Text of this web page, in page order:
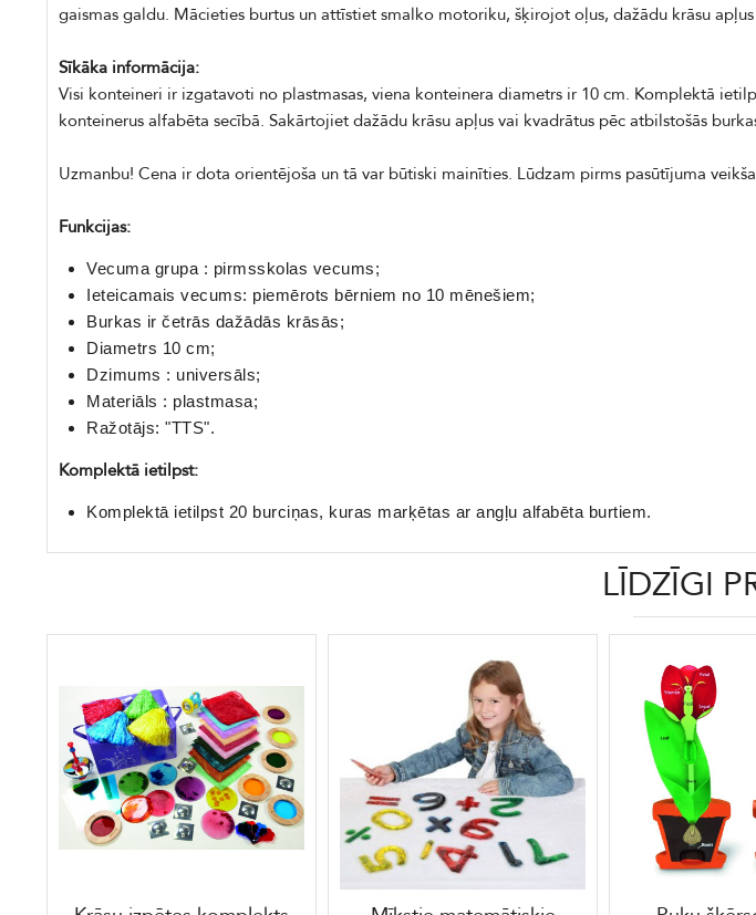
gaismas galdu. Mācieties burtus un attīstiet smalko motoriku, šķirojot oļus, dažādu krāsu
Sīkāka informācija:
Visi konteineri ir izgatavoti no plastmasas, viena konteinera diametrs ir 10 cm. Komplektā
konteinerus alfabēta secībā. Sakārtojiet dažādu krāsu apļus vai kvadrātus pēc atbilstošās
Uzmanbu! Cena ir dota orientējoša un tā var būtiski mainīties. Lūdzam pirms pasūtījuma
Funkcijas:
Vecuma grupa : pirmsskolas vecums;
Ieteicamais vecums: piemērots bērniem no 10 mēnešiem;
Burkas ir četrās dažādās krāsās;
Diametrs 10 cm;
Dzimums : universāls;
Materiāls : plastmasa;
Ražotājs: "TTS".
Komplektā ietilpst:
Komplektā ietilpst 20 burciņas, kuras marķētas ar angļu alfabēta burtiem.
LĪDZĪGI